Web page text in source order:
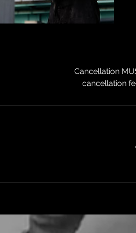
Cancellation
cancellation